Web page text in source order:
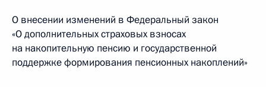
О внесении изменений в Федеральный закон
«О дополнительных страховых взносах
на накопительную пенсию и государственной
поддержке формирования пенсионных накоплений»